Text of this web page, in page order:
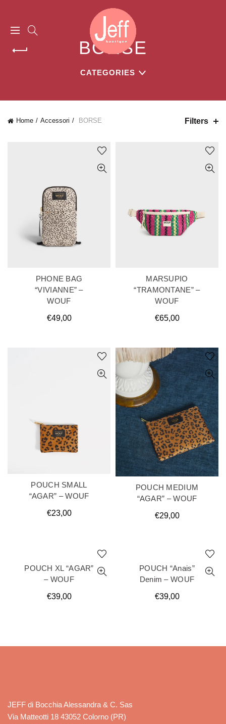
BORSE
CATEGORIES
Home Accessori BORSE Filters
PHONE BAG
“VIVIANNE” –
WOUF
€49,00
MARSUPIO
“TRAMONTANE” –
WOUF
€65,00
POUCH SMALL
“AGAR” – WOUF
€23,00
POUCH MEDIUM
“AGAR” – WOUF
€29,00
POUCH XL “AGAR”
– WOUF
€39,00
POUCH “Anais”
Denim – WOUF
€39,00
JEFF di Bocchia Alessandra & C. Sas
Via Matteotti 18 43052 Colorno (PR)